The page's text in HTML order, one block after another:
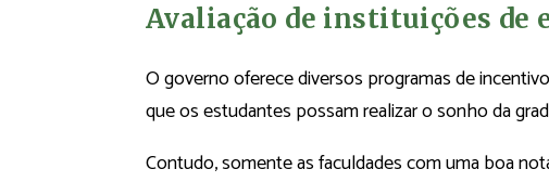
Avaliação de instituições de
O governo oferece diversos programas de
que os estudantes possam realizar o sonho da
Contudo, somente as faculdades com uma boa